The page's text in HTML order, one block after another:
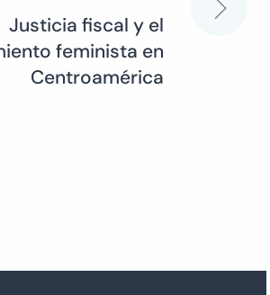
Justicia fiscal y el
feminista en
Centroamérica